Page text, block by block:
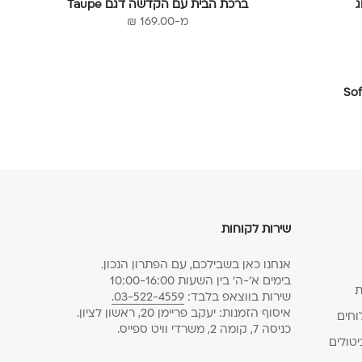
ברכת הבית עם הקדשה דגם Taupe
מחיר מבצע
מ-169.00 ₪
שירות לקוחות
אנחנו כאן בשבילכם, עם הפתרון הנכון.
בימים א׳-ה׳ בין השעות 10:00-16:00
שירות בווצאפ בלבד: 03-522-4559.
איסוף הזמנות: יעקב פריימן 20, ראשון לציון.
כניסה 7, קומה 2, משרדי וויט ספייס.